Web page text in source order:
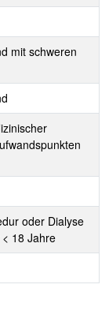
mit schweren
oder Dialyse
18 Jahre